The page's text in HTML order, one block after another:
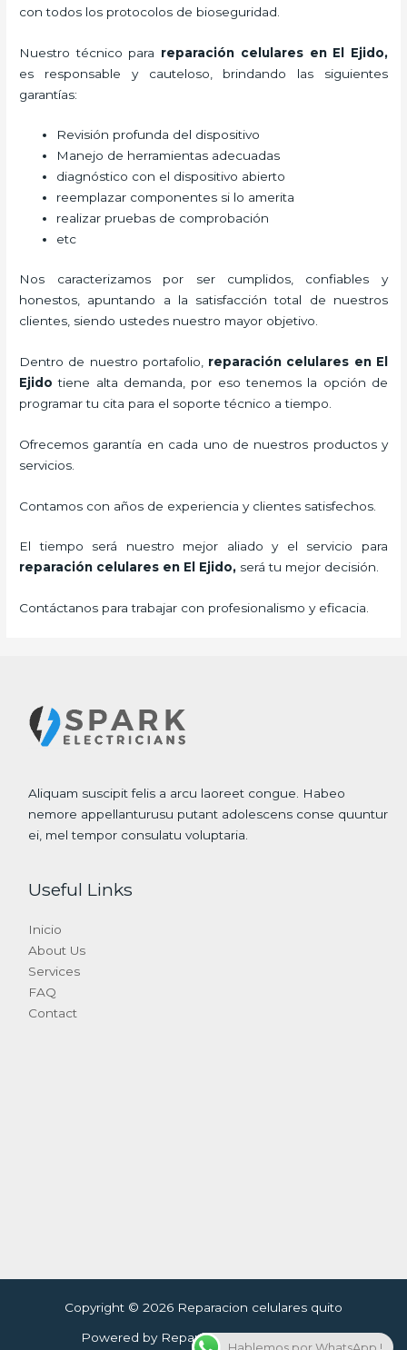
con todos los protocolos de bioseguridad.
Nuestro técnico para reparación celulares en El Ejido,
es responsable y cauteloso, brindando las siguientes
garantías:
Revisión profunda del dispositivo
Manejo de herramientas adecuadas
diagnóstico con el dispositivo abierto
reemplazar componentes si lo amerita
realizar pruebas de comprobación
etc
Nos caracterizamos por ser cumplidos, confiables y
honestos, apuntando a la satisfacción total de nuestros
clientes, siendo ustedes nuestro mayor objetivo.
Dentro de nuestro portafolio, reparación celulares en El
Ejido tiene alta demanda, por eso tenemos la opción de
programar tu cita para el soporte técnico a tiempo.
Ofrecemos garantía en cada uno de nuestros productos y
servicios.
Contamos con años de experiencia y clientes satisfechos.
El tiempo será nuestro mejor aliado y el servicio para
reparación celulares en El Ejido, será tu mejor decisión.
Contáctanos para trabajar con profesionalismo y eficacia.
Aliquam suscipit felis a arcu laoreet congue. Habeo
nemore appellanturusu putant adolescens conse quuntur
ei, mel tempor consulatu voluptaria.
Useful Links
Inicio
About Us
Services
FAQ
Contact
Copyright © 2026 Reparacion celulares quito
Powered by Reparacion celulares quito